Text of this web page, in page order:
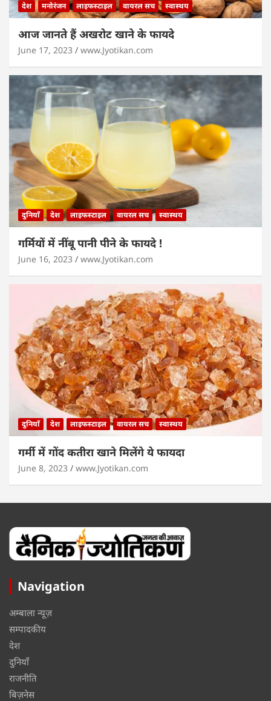
देश मनोरंजन लाइफस्टाइल वायरल सच स्वास्थय
आज जानते हैं अखरोट खाने के फायदे
June 17, 2023 www.Jyotikan.com
दुनियाँ देश लाइफस्टाइल वायरल सच स्वास्थय
गर्मियों में नींबू पानी पीने के फायदे !
June 16, 2023 www.Jyotikan.com
दुनियाँ देश लाइफस्टाइल वायरल सच स्वास्थय
गर्मी में गोंद कतीरा खाने मिलेंगे ये फायदा
June 8, 2023 www.Jyotikan.com
Navigation
अम्बाला न्यूज़
सम्पादकीय
देश
दुनियाँ
राजनीति
बिज़नेस